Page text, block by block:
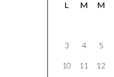
L M M
3 4 5
10 11 12